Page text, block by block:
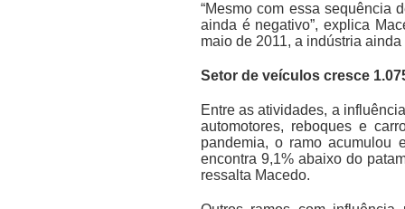
“Mesmo com essa sequência
ainda é negativo”, explica
maio de 2011, a indústria
Setor de veículos cresce
Entre as atividades, a
automotores, reboques e
pandemia, o ramo acumulou
encontra 9,1% abaixo do
ressalta Macedo.